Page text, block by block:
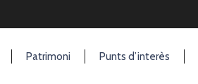
Patrimoni Punts d’interès